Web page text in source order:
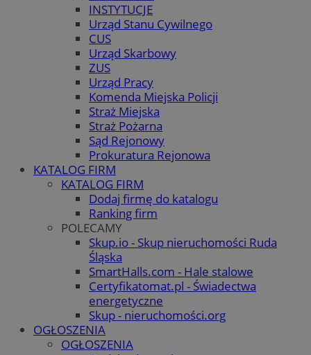
INSTYTUCJE
Urząd Stanu Cywilnego
CUS
Urząd Skarbowy
ZUS
Urząd Pracy
Komenda Miejska Policji
Straż Miejska
Straż Pożarna
Sąd Rejonowy
Prokuratura Rejonowa
KATALOG FIRM
KATALOG FIRM
Dodaj firmę do katalogu
Ranking firm
POLECAMY
Skup.io - Skup nieruchomości Ruda
Śląska
SmartHalls.com - Hale stalowe
Certyfikatomat.pl - Świadectwa
energetyczne
Skup - nieruchomości.org
OGŁOSZENIA
OGŁOSZENIA